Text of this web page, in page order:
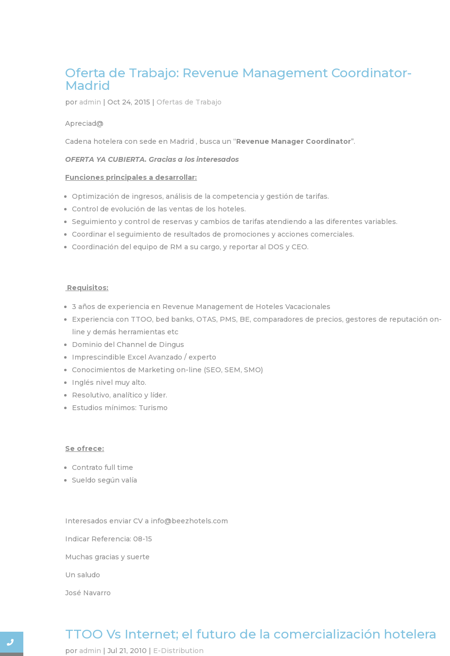
Oferta de Trabajo: Revenue Management Coordinator-
Madrid
por admin |Oct 24, 2015 | Ofertas de Trabajo
Apreciad@
Cadena hotelera con sede en Madrid , busca un “Revenue Manager Coordinator”.
OFERTA YA CUBIERTA. Gracias a los interesados
Funciones principales a desarrollar:
Optimización de ingresos, análisis de la competencia y gestión de tarifas.
Control de evolución de las ventas de los hoteles.
Seguimiento y control de reservas y cambios de tarifas atendiendo a las diferentes variables.
Coordinar el seguimiento de resultados de promociones y acciones comerciales.
Coordinación del equipo de RM a su cargo, y reportar al DOS y CEO.
Requisitos:
3 años de experiencia en Revenue Management de Hoteles Vacacionales
Experiencia con TTOO, bed banks, OTAS, PMS, BE, comparadores de precios, gestores de reputación on-
line y demás herramientas etc
Dominio del Channel de Dingus
Imprescindible Excel Avanzado / experto
Conocimientos de Marketing on-line (SEO, SEM, SMO)
Inglés nivel muy alto.
Resolutivo, analítico y líder.
Estudios mínimos: Turismo
Se ofrece:
Contrato full time
Sueldo según valía
Interesados enviar CV a info@beezhotels.com
Indicar Referencia: 08-15
Muchas gracias y suerte
Un saludo
José Navarro
TTOO Vs Internet; el futuro de la comercialización hotelera
por admin |Jul 21, 2010 | E-Distribution